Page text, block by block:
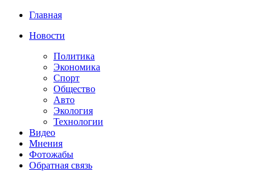
Главная
Новости
Политика
Экономика
Спорт
Общество
Авто
Экология
Технологии
Видео
Мнения
Фотожабы
Обратная связь